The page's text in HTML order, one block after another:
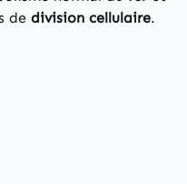
de division cellulaire.